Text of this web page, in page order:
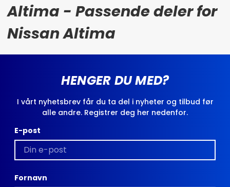
Altima - Passende deler for
Nissan Altima
HENGER DU MED?
I vårt nyhetsbrev får du ta del i nyheter og tilbud før
alle andre. Registrer deg her nedenfor.
E-post
Fornavn